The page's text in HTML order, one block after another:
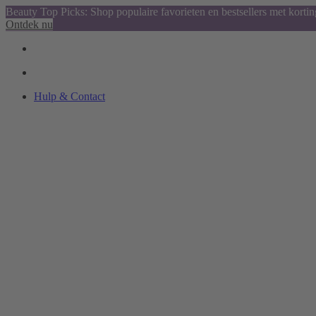
Beauty Top Picks: Shop populaire favorieten en bestsellers met
Ontdek nu
Hulp & Contact